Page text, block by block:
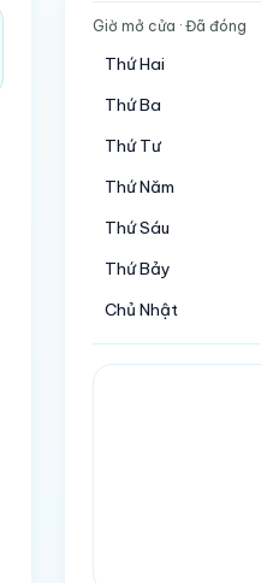
Giờ mở cửa · Đã đóng
Thứ Hai
Thứ Ba
Thứ Tư
Thứ Năm
Thứ Sáu
Thứ Bảy
Chủ Nhật